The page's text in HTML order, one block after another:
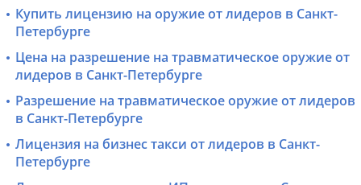
Купить лицензию на оружие от лидеров в Санкт-
Петербурге
Цена на разрешение на травматическое оружие от
лидеров в Санкт-Петербурге
Разрешение на травматическое оружие от лидеров
в Санкт-Петербурге
Лицензия на бизнес такси от лидеров в Санкт-
Петербурге